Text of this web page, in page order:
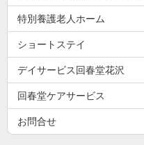
特別養護老人ホーム
ショートステイ
デイサービス回春堂花沢
回春堂ケアサービス
お問合せ